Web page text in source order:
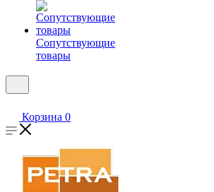
Сопутствующие
товары
Корзина 0